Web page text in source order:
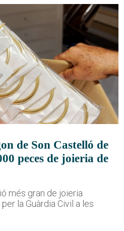
de Son Castelló de
peces de joieria de
més gran de joieria
la Guàrdia Civil a les